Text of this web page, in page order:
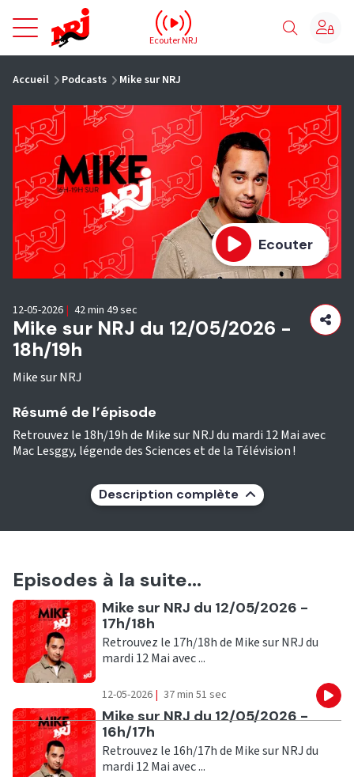
NRJ - Accueil
Ecouter NRJ
Accueil Podcasts Mike sur NRJ
Ecouter
Mike sur NRJ du 12/05/2026 -
18h/19h
Mike sur NRJ
12-05-2026 | 42 min 49 sec
Résumé de l’épisode
Retrouvez le 18h/19h de Mike sur NRJ du mardi 12 Mai avec
Mac Lesggy, légende des Sciences et de la Télévision !
Description complète
Episodes à la suite...
Ecouter
Mike sur NRJ du 12/05/2026 -
17h/18h
Retrouvez le 17h/18h de Mike sur NRJ du
mardi 12 Mai avec ...
12-05-2026 | 37 min 51 sec
Ecouter
Mike sur NRJ du 12/05/2026 -
16h/17h
Retrouvez le 16h/17h de Mike sur NRJ du
mardi 12 Mai avec ...